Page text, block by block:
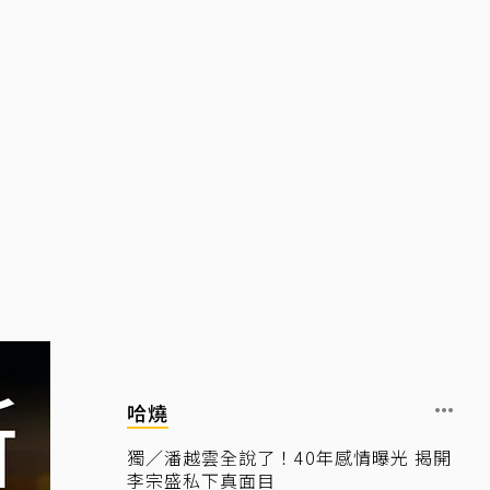
哈燒
獨／潘越雲全說了！40年感情曝光 揭開
李宗盛私下真面目